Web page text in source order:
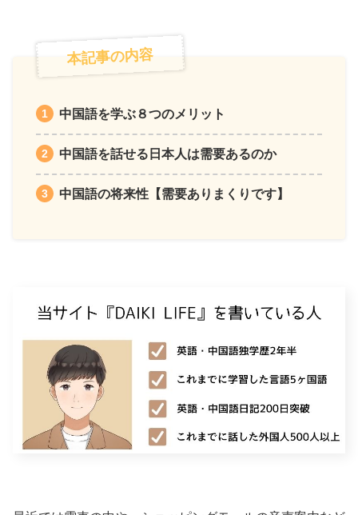
本記事の内容
中国語を学ぶ８つのメリット
中国語を話せる日本人は需要あるのか
中国語の将来性【需要ありまくりです】